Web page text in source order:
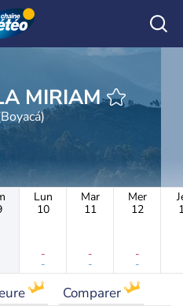
VILLA MIRIAM
Lun
10
-
-
Mar
11
-
-
Mer
12
-
-
Comparer